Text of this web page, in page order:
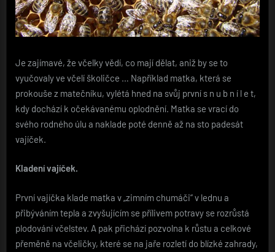
Je zajímavé, že včelky vědí, co mají dělat, aniž by se to
vyučovaly ve včelí školičce … Například matka, která se
prokouše z matečníku, vylétá hned na svůj první s n u b n í l e t,
kdy dochází k očekávanému oplodnění. Matka se vrací do
svého rodného úlu a naklade poté denně až na sto padesát
vajíček.
Kladení vajíček.
První vajíčka klade matka v „zimním chumáči“ v lednu a
přibýváním tepla a zvyšujícím se přílivem potravy se rozrůstá
plodování včelstev. A pak přichází pozvolna k růstu a celkové
přeměně na včeličky, které se na jaře rozletí do blízké zahrady,